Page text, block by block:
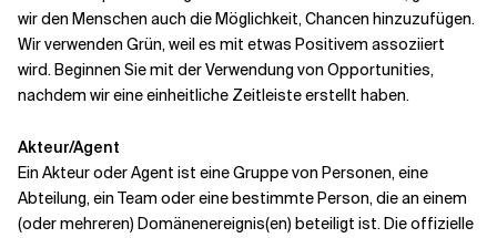
wir den Menschen auch die Möglichkeit, Chancen hinzuzufügen.
Wir verwenden Grün, weil es mit etwas Positivem assoziiert
wird. Beginnen Sie mit der Verwendung von Opportunities,
nachdem wir eine einheitliche Zeitleiste erstellt haben.
Akteur/Agent
Ein Akteur oder Agent ist eine Gruppe von Personen, eine
Abteilung, ein Team oder eine bestimmte Person, die an einem
(oder mehreren) Domänenereignis(en) beteiligt ist. Die offizielle